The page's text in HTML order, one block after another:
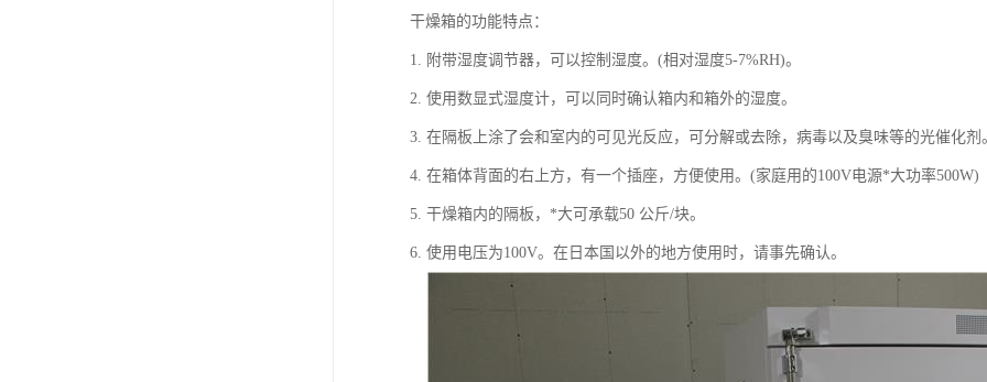
干燥箱的功能特点：
1. 附带湿度调节器，可以控制湿度。(相对湿度5-7%RH)。
2. 使用数显式湿度计，可以同时确认箱内和箱外的湿度。
3. 在隔板上涂了会和室内的可见光反应，可分解或去除，病毒以及臭味等的光催化剂
4. 在箱体背面的右上方，有一个插座，方便使用。(家庭用的100V电源*大功率500W)
5. 干燥箱内的隔板，*大可承载50 公斤/块。
6. 使用电压为100V。在日本国以外的地方使用时，请事先确认。